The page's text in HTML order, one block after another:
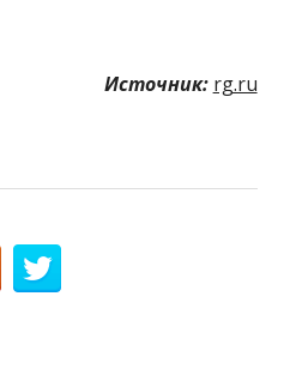
Источник: rg.ru